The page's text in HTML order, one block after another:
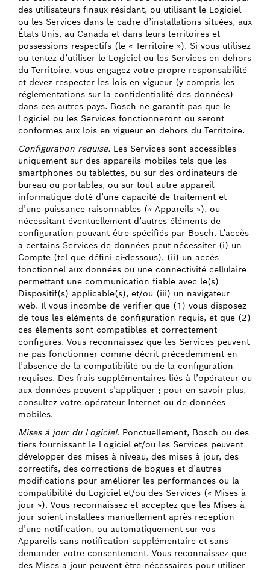
des utilisateurs finaux résidant, ou utilisant le Logiciel
ou les Services dans le cadre d’installations situées, aux
États-Unis, au Canada et dans leurs territoires et
possessions respectifs (le « Territoire »). Si vous utilisez
ou tentez d’utiliser le Logiciel ou les Services en dehors
du Territoire, vous engagez votre propre responsabilité
et devez respecter les lois en vigueur (y compris les
réglementations sur la confidentialité des données)
dans ces autres pays. Bosch ne garantit pas que le
Logiciel ou les Services fonctionneront ou seront
conformes aux lois en vigueur en dehors du Territoire.
Configuration requise. Les Services sont accessibles
uniquement sur des appareils mobiles tels que les
smartphones ou tablettes, ou sur des ordinateurs de
bureau ou portables, ou sur tout autre appareil
informatique doté d’une capacité de traitement et
d’une puissance raisonnables (« Appareils »), ou
nécessitant éventuellement d’autres éléments de
configuration pouvant être spécifiés par Bosch. L’accès
à certains Services de données peut nécessiter (i) un
Compte (tel que défini ci-dessous), (ii) un accès
fonctionnel aux données ou une connectivité cellulaire
permettant une communication fiable avec le(s)
Dispositif(s) applicable(s), et/ou (iii) un navigateur
web. Il vous incombe de vérifier que (1) vous disposez
de tous les éléments de configuration requis, et que (2)
ces éléments sont compatibles et correctement
configurés. Vous reconnaissez que les Services peuvent
ne pas fonctionner comme décrit précédemment en
l’absence de la compatibilité ou de la configuration
requises. Des frais supplémentaires liés à l’opérateur ou
aux données peuvent s’appliquer ; pour en savoir plus,
consultez votre opérateur Internet ou de données
mobiles.
Mises à jour du Logiciel. Ponctuellement, Bosch ou des
tiers fournissant le Logiciel et/ou les Services peuvent
développer des mises à niveau, des mises à jour, des
correctifs, des corrections de bogues et d’autres
modifications pour améliorer les performances ou la
compatibilité du Logiciel et/ou des Services (« Mises à
jour »). Vous reconnaissez et acceptez que les Mises à
jour soient installées manuellement après réception
d’une notification, ou automatiquement sur vos
Appareils sans notification supplémentaire et sans
demander votre consentement. Vous reconnaissez que
des Mises à jour peuvent être nécessaires pour utiliser